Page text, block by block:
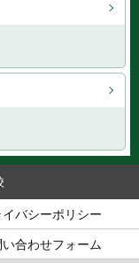
イバシーポリシー
い合わせフォーム